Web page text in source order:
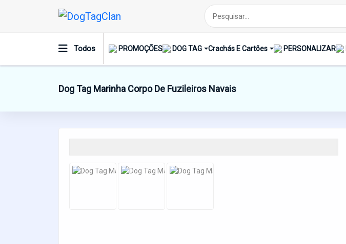
Todos PROMOÇÕES DOG TAG Crachás E Cartões PERSONALIZAR
Dog Tag Marinha Corpo De Fuzileiros Navais